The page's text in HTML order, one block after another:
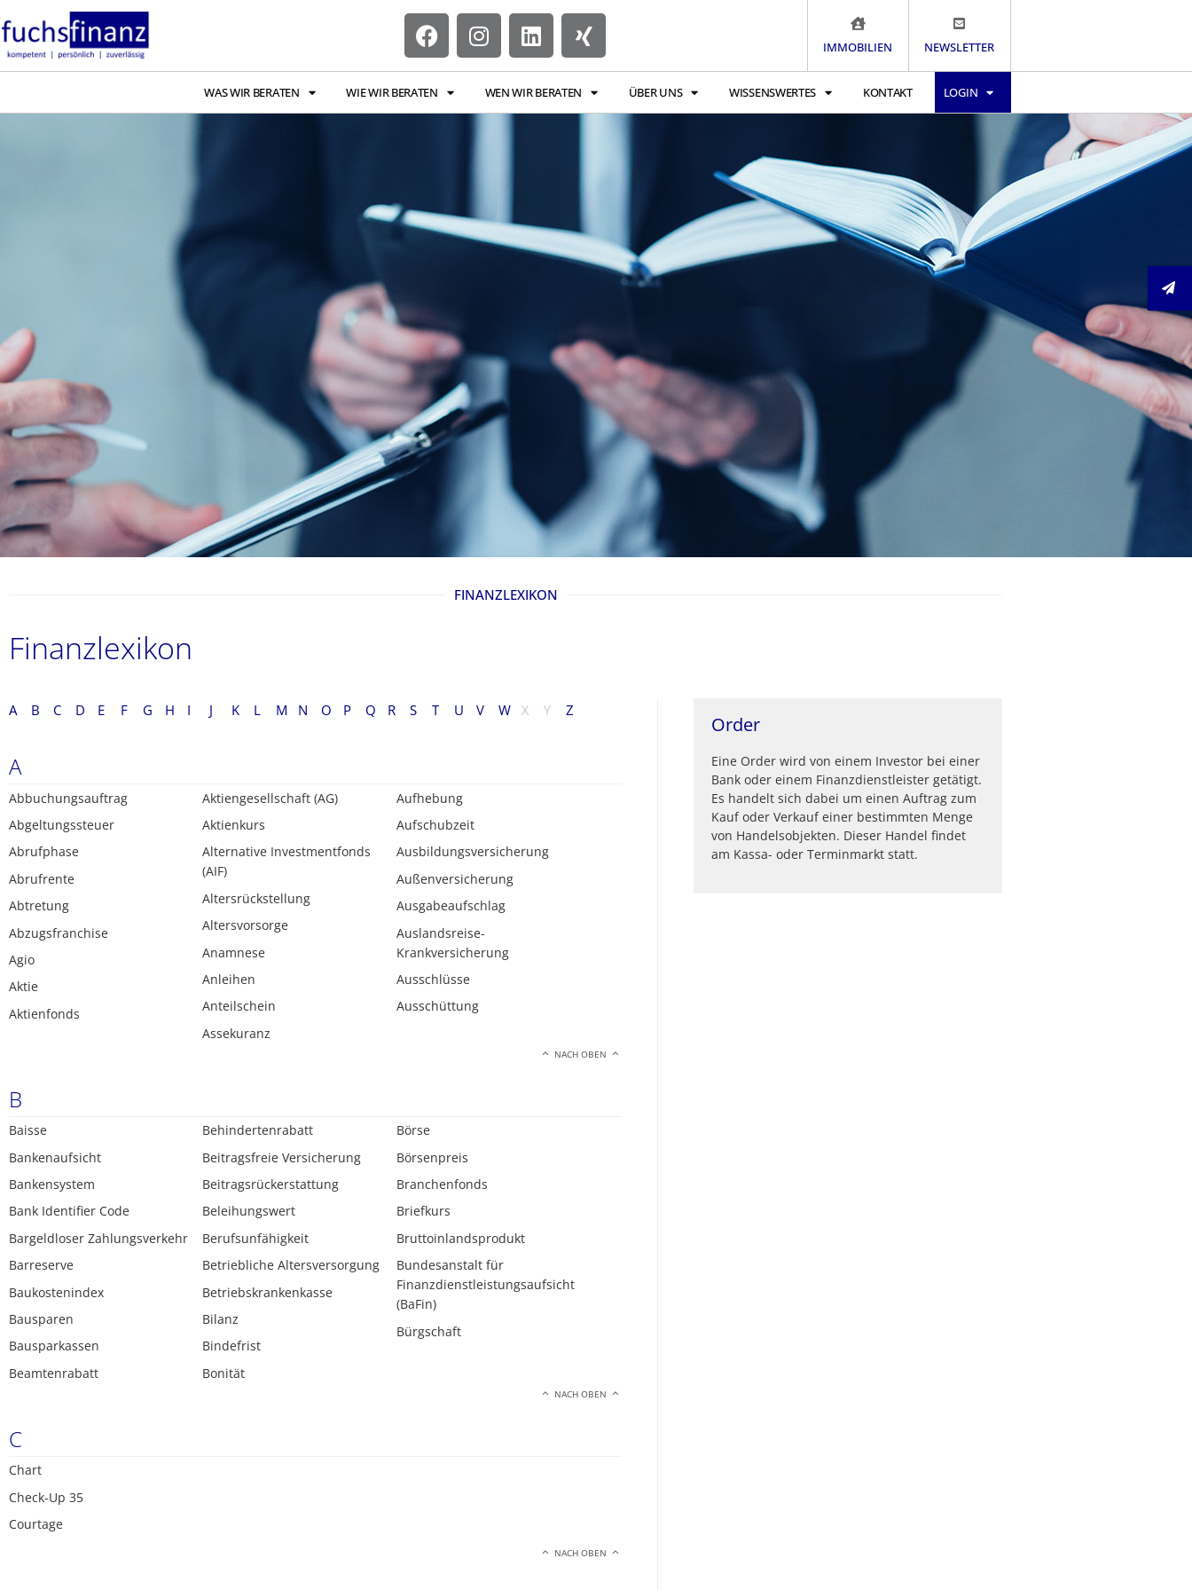
IMMOBILIEN NEWSLETTER
WAS WIR BERATEN WIE WIR BERATEN WEN WIR BERATEN ÜBER UNS WISSENSWERTES KONTAKT LOGIN
FINANZLEXIKON
Finanzlexikon
A B C D E F G H I J K L M N O P Q R S T U V W X Y Z
A
Abbuchungsauftrag
Abgeltungssteuer
Abrufphase
Abrufrente
Abtretung
Abzugsfranchise
Agio
Aktie
Aktienfonds
Aktiengesellschaft (AG)
Aktienkurs
Alternative Investmentfonds
(AIF)
Altersrückstellung
Altersvorsorge
Anamnese
Anleihen
Anteilschein
Assekuranz
Aufhebung
Aufschubzeit
Ausbildungsversicherung
Außenversicherung
Ausgabeaufschlag
Auslandsreise-
Krankversicherung
Ausschlüsse
Ausschüttung
NACH OBEN
B
Baisse
Bankenaufsicht
Bankensystem
Bank Identifier Code
Bargeldloser Zahlungsverkehr
Barreserve
Baukostenindex
Bausparen
Bausparkassen
Beamtenrabatt
Behindertenrabatt
Beitragsfreie Versicherung
Beitragsrückerstattung
Beleihungswert
Berufsunfähigkeit
Betriebliche Altersversorgung
Betriebskrankenkasse
Bilanz
Bindefrist
Bonität
Börse
Börsenpreis
Branchenfonds
Briefkurs
Bruttoinlandsprodukt
Bundesanstalt für
Finanzdienstleistungsaufsicht
(BaFin)
Bürgschaft
NACH OBEN
C
Chart
Check-Up 35
Courtage
NACH OBEN
Order
Eine Order wird von einem Investor bei einer
Bank oder einem Finanzdienstleister getätigt.
Es handelt sich dabei um einen Auftrag zum
Kauf oder Verkauf einer bestimmten Menge
von Handelsobjekten. Dieser Handel findet
am Kassa- oder Terminmarkt statt.